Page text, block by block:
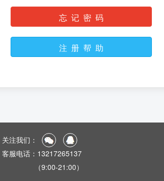
忘 记 密 码
注 册 帮 助
关注我们：
客服电话：13217265137
（9:00-21:00）